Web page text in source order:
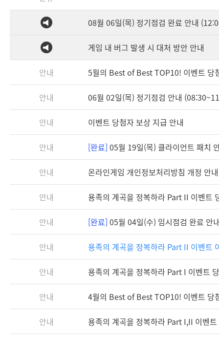
08월 06일(목) 정기점검 완료 안내
게임 내 버그 발생 시 대처 방안 안내
안내 5월의 Best of Best TOP10! 이벤트 당
안내 06월 02일(목) 정기점검 안내
안내 이벤트 당첨자 보상 지급 안내
안내 [완료] 05월 19일(목) 클라이언트 패치
안내 온라인게임 개인정보처리방침 개정 안내
안내 용족의 계곡을 정복하라 Part II 이벤트
안내 [완료] 05월 04일(수) 임시점검 완료 안
안내 용족의 계곡을 정복하라 Part II 이벤트
안내 용족의 계곡을 정복하라 Part I 이벤트
안내 4월의 Best of Best TOP10! 이벤트 당
안내 용족의 계곡을 정복하라 Part I,II 이벤